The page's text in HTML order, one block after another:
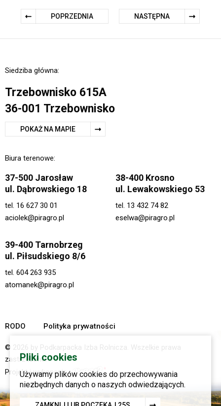
POPRZEDNIA NASTĘPNA
Siedziba główna:
Trzebownisko 615A
36-001 Trzebownisko
POKAŻ NA MAPIE
Biura terenowe:
37-500 Jarosław
ul. Dąbrowskiego 18
tel. 16 627 30 01
aciolek@piragro.pl
38-400 Krosno
ul. Lewakowskiego 53
tel. 13 432 74 82
eselwa@piragro.pl
39-400 Tarnobrzeg
ul. Piłsudskiego 8/6
tel. 604 263 935
atomanek@piragro.pl
RODO Polityka prywatności
© 2026 by Podkarpacka Izba Rolnicza. Wszelkie prawa
zastrzeżone.
Projekt i wykonanie:
Pliki cookies
Używamy plików cookies do przechowywania
niezbędnych danych o naszych odwiedzających.